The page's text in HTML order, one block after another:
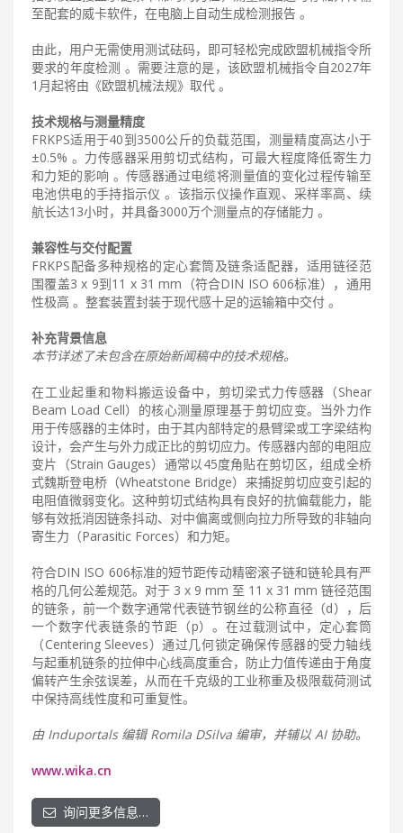
至配套的威卡软件，在电脑上自动生成检测报告 。
由此，用户无需使用测试砝码，即可轻松完成欧盟机械指令所
要求的年度检测 。需要注意的是，该欧盟机械指令自2027年
1月起将由《欧盟机械法规》取代 。
技术规格与测量精度
FRKPS适用于40到3500公斤的负载范围，测量精度高达小于
±0.5% 。力传感器采用剪切式结构，可最大程度降低寄生力
和力矩的影响 。传感器通过电缆将测量值的变化过程传输至
电池供电的手持指示仪 。该指示仪操作直观、采样率高、续
航长达13小时，并具备3000万个测量点的存储能力 。
兼容性与交付配置
FRKPS配备多种规格的定心套筒及链条适配器，适用链径范
围覆盖3 x 9到11 x 31 mm（符合DIN ISO 606标准），通用
性极高 。整套装置封装于现代感十足的运输箱中交付 。
补充背景信息
本节详述了未包含在原始新闻稿中的技术规格。
在工业起重和物料搬运设备中，剪切梁式力传感器（Shear
Beam Load Cell）的核心测量原理基于剪切应变。当外力作
用于传感器的主体时，由于其内部特定的悬臂梁或工字梁结构
设计，会产生与外力成正比的剪切应力。传感器内部的电阻应
变片（Strain Gauges）通常以45度角贴在剪切区，组成全桥
式魏斯登电桥（Wheatstone Bridge）来捕捉剪切应变引起的
电阻值微弱变化。这种剪切式结构具有良好的抗偏载能力，能
够有效抵消因链条抖动、对中偏离或侧向拉力所导致的非轴向
寄生力（Parasitic Forces）和力矩。
符合DIN ISO 606标准的短节距传动精密滚子链和链轮具有严
格的几何公差规范。对于 3 x 9 mm 至 11 x 31 mm 链径范围
的链条，前一个数字通常代表链节钢丝的公称直径（d），后
一个数字代表链条的节距（p）。在过载测试中，定心套筒
（Centering Sleeves）通过几何锁定确保传感器的受力轴线
与起重机链条的拉伸中心线高度重合，防止力值传递由于角度
偏转产生余弦误差，从而在千克级的工业称重及极限载荷测试
中保持高线性度和可重复性。
由 Induportals 编辑 Romila DSilva 编审，并辅以 AI 协助。
www.wika.cn
询问更多信息…